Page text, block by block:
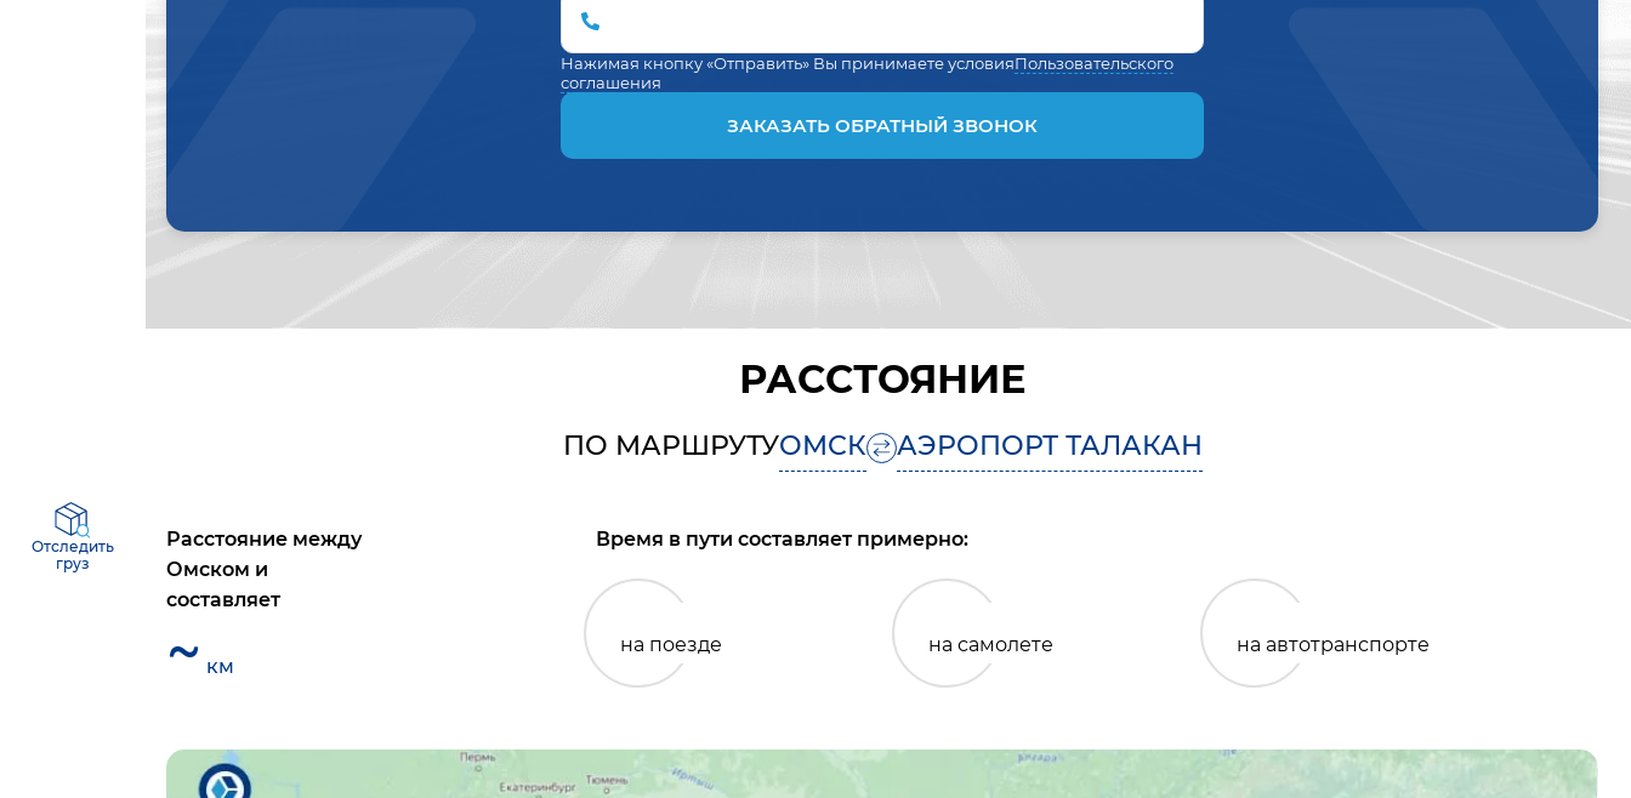
Отследить
груз
Нажимая кнопку «Отправить» Вы принимаете условияПользовательского
соглашения
ЗАКАЗАТЬ ОБРАТНЫЙ ЗВОНОК
РАССТОЯНИЕ
ПО МАРШРУТУОМСК АЭРОПОРТ ТАЛАКАН
Расстояние между
Омском и
составляет
~ км
Время в пути составляет примерно:
на поезде на самолете на автотранспорте